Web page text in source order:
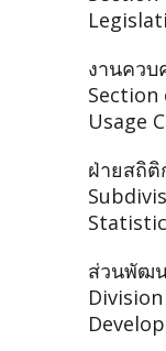
งานควบ
Section
Usage
ฝ่ายสถิติ
ส่วนพัฒ